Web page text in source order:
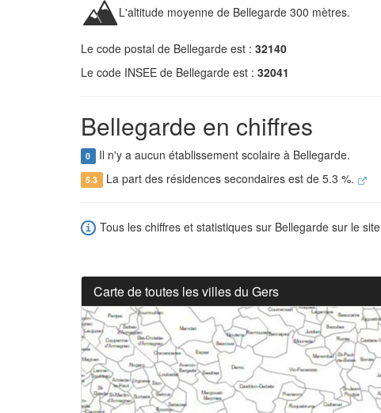
L'altitude moyenne de Bellegarde 300 mètres.
Le code postal de Bellegarde est : 32140
Le code INSEE de Bellegarde est : 32041
Bellegarde en chiffres
0 Il n'y a aucun établissement scolaire à Bellegarde.
5.3 La part des résidences secondaires est de 5.3 %.
Tous les chiffres et statistiques sur Bellegarde sur le site
Carte de toutes les villes du Gers